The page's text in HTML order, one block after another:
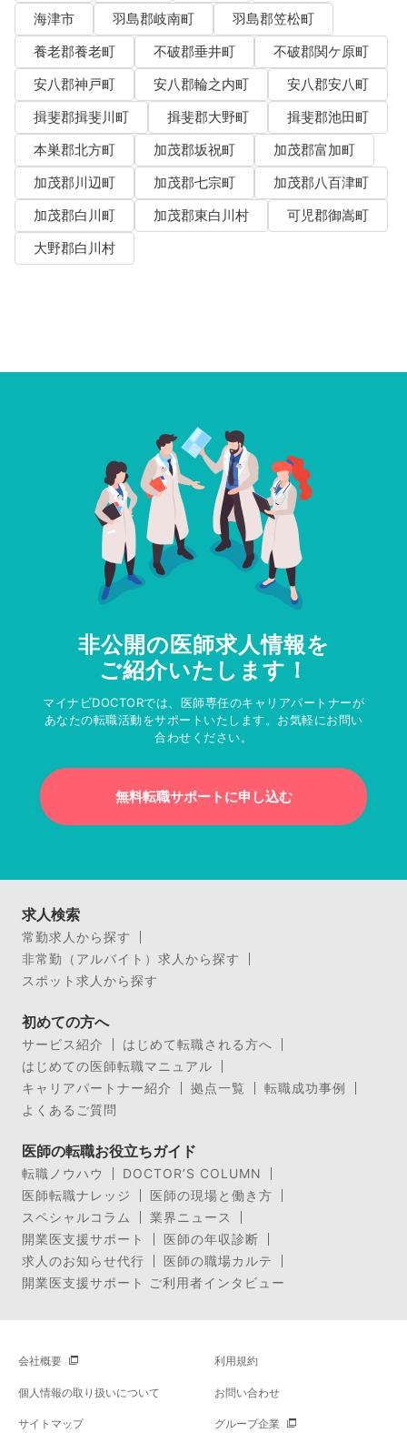
海津市
羽島郡岐南町
羽島郡笠松町
養老郡養老町
不破郡垂井町
不破郡関ケ原町
安八郡神戸町
安八郡輪之内町
安八郡安八町
揖斐郡揖斐川町
揖斐郡大野町
揖斐郡池田町
本巣郡北方町
加茂郡坂祝町
加茂郡富加町
加茂郡川辺町
加茂郡七宗町
加茂郡八百津町
加茂郡白川町
加茂郡東白川村
可児郡御嵩町
大野郡白川村
非公開の医師求人情報を
ご紹介いたします！
マイナビDOCTORでは、医師専任のキャリアパートナーが
あなたの転職活動をサポートいたします。お気軽にお問い
合わせください。
無料転職サポートに申し込む
求人検索
常勤求人から探す
非常勤（アルバイト）求人から探す
スポット求人から探す
初めての方へ
サービス紹介
はじめて転職される方へ
はじめての医師転職マニュアル
キャリアパートナー紹介
拠点一覧
転職成功事例
よくあるご質問
医師の転職お役立ちガイド
転職ノウハウ
DOCTOR’S COLUMN
医師転職ナレッジ
医師の現場と働き方
スペシャルコラム
業界ニュース
開業医支援サポート
医師の年収診断
求人のお知らせ代行
医師の職場カルテ
開業医支援サポート ご利用者インタビュー
会社概要 利用規約
個人情報の取り扱いについて お問い合わせ
サイトマップ グループ企業